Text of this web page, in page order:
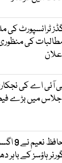
ٹرانسپورٹ کی
کی
آئی اے کی
میں بڑے
حافظ
ہاؤسز کے باہر